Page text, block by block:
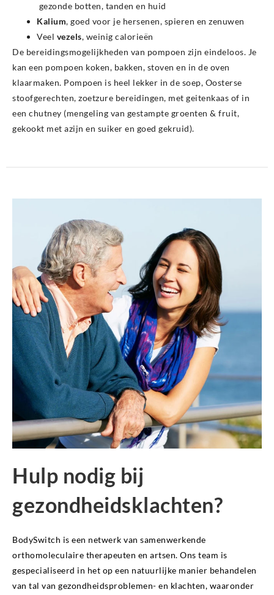
gezonde botten, tanden en huid
Kalium, goed voor je hersenen, spieren en zenuwen
Veel vezels, weinig calorieën
De bereidingsmogelijkheden van pompoen zijn eindeloos. Je
kan een pompoen koken, bakken, stoven en in de oven
klaarmaken. Pompoen is heel lekker in de soep, Oosterse
stoofgerechten, zoetzure bereidingen, met geitenkaas of in
een chutney (mengeling van gestampte groenten & fruit,
gekookt met azijn en suiker en goed gekruid).
Hulp nodig bij
gezondheidsklachten?
BodySwitch is een netwerk van samenwerkende
orthomoleculaire therapeuten en artsen. Ons team is
gespecialiseerd in het op een natuurlijke manier behandelen
van tal van gezondheidsproblemen- en klachten, waaronder